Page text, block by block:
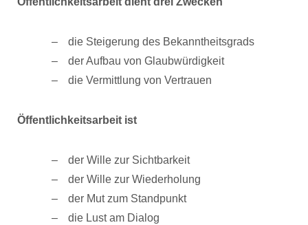
die Steigerung des Bekanntheitsgrads
der Aufbau von Glaubwürdigkeit
die Vermittlung von Vertrauen
Öffentlichkeitsarbeit ist
der Wille zur Sichtbarkeit
der Wille zur Wiederholung
der Mut zum Standpunkt
die Lust am Dialog